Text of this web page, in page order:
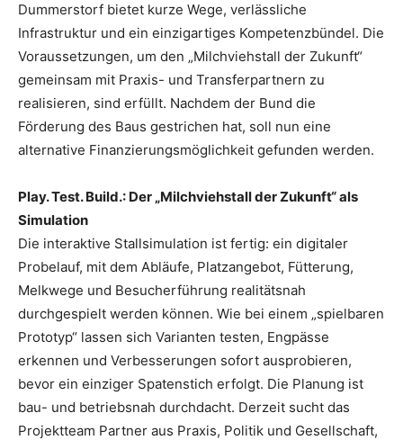
Dummerstorf bietet kurze Wege, verlässliche
Infrastruktur und ein einzigartiges Kompetenzbündel. Die
Voraussetzungen, um den „Milchviehstall der Zukunft“
gemeinsam mit Praxis- und Transferpartnern zu
realisieren, sind erfüllt. Nachdem der Bund die
Förderung des Baus gestrichen hat, soll nun eine
alternative Finanzierungsmöglichkeit gefunden werden.
Play. Test. Build.: Der „Milchviehstall der Zukunft“ als
Simulation
Die interaktive Stallsimulation ist fertig: ein digitaler
Probelauf, mit dem Abläufe, Platzangebot, Fütterung,
Melkwege und Besucherführung realitätsnah
durchgespielt werden können. Wie bei einem „spielbaren
Prototyp“ lassen sich Varianten testen, Engpässe
erkennen und Verbesserungen sofort ausprobieren,
bevor ein einziger Spatenstich erfolgt. Die Planung ist
bau- und betriebsnah durchdacht. Derzeit sucht das
Projektteam Partner aus Praxis, Politik und Gesellschaft,